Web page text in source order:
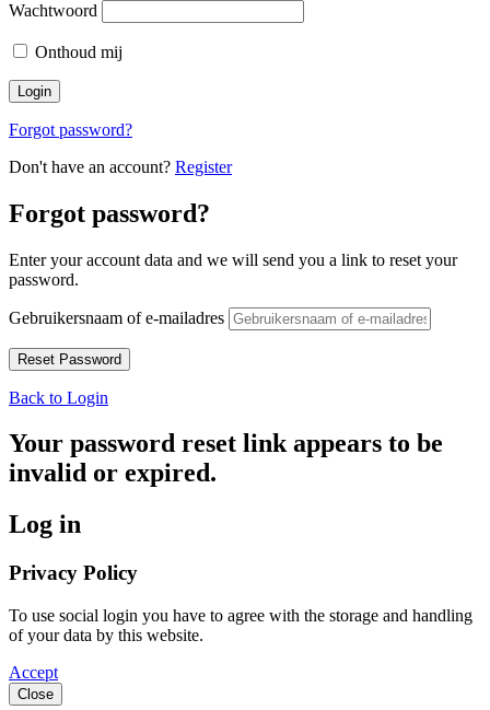
Wachtwoord
Onthoud mij
Forgot password?
Don't have an account? Register
Forgot password?
Enter your account data and we will send you a link to reset your
password.
Gebruikersnaam of e-mailadres
Back to Login
Your password reset link appears to be
invalid or expired.
Log in
Privacy Policy
To use social login you have to agree with the storage and handling
of your data by this website.
Accept
Close